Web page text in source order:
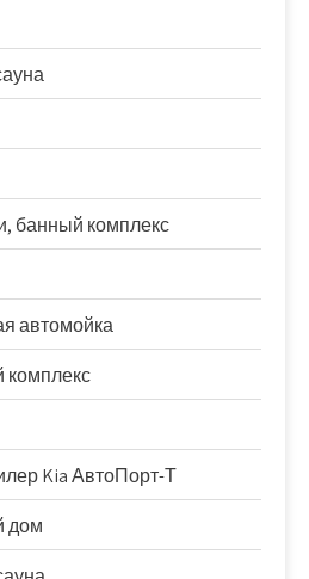
банный комплекс
автомойка
Kia АвтоПорт-Т
дом